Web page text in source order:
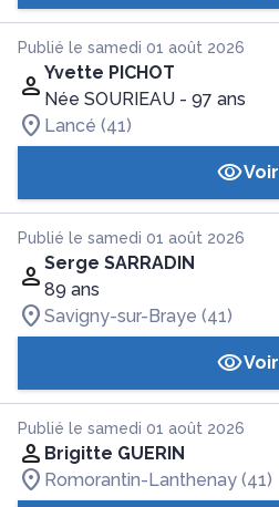
Publié le samedi 01 août 2026
Yvette PICHOT
Née SOURIEAU - 97 ans
Lancé (41)
Voir
Publié le samedi 01 août 2026
Serge SARRADIN
89 ans
Savigny-sur-Braye (41)
Voir
Publié le samedi 01 août 2026
Brigitte GUERIN
Romorantin-Lanthenay (41)